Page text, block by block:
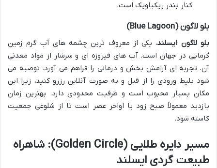
کنار بندر ریکیاویک است.
بلو لاگون (Blue Lagoon)
بلو لاگون ایسلند، یکی از معروف ترین چشمه های آب گرم زمین
گرمایی در جهان است. آب های فیروزه ای و سرشار از مواد معدنی
آن، تجربه ای آرامش بخش و درمانی را فراهم می آورد. توصیه می
شود بلیط ورودی را از قبل و به صورت آنلاین رزرو کنید، زیرا این
مکان بسیار محبوب است و ظرفیت محدودی دارد. بهترین زمان
بازدید معمولاً صبح زود یا اواخر عصر است تا از شلوغی جمعیت
کاسته شود.
مسیر دایره طلایی (Golden Circle): شاهراه
طبیعت گردی ایسلند